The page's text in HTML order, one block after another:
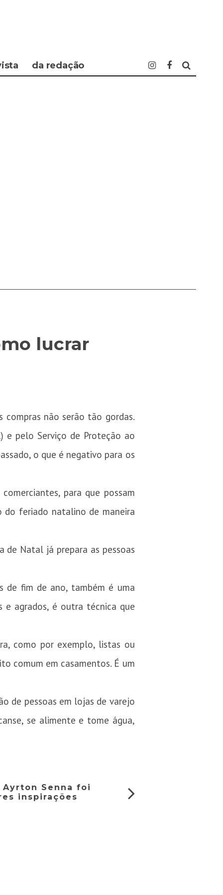
da redação
lucrar
compras não serão tão gordas.
e pelo Serviço de Proteção ao
o que é negativo para os
para que possam
do feriado natalino de maneira
Natal já prepara as pessoas
de fim de ano, também é uma
e agrados, é outra técnica que
como por exemplo, listas ou
comum em casamentos. É um
de pessoas em lojas de varejo
se alimente e tome água,
Senna foi
inspirações